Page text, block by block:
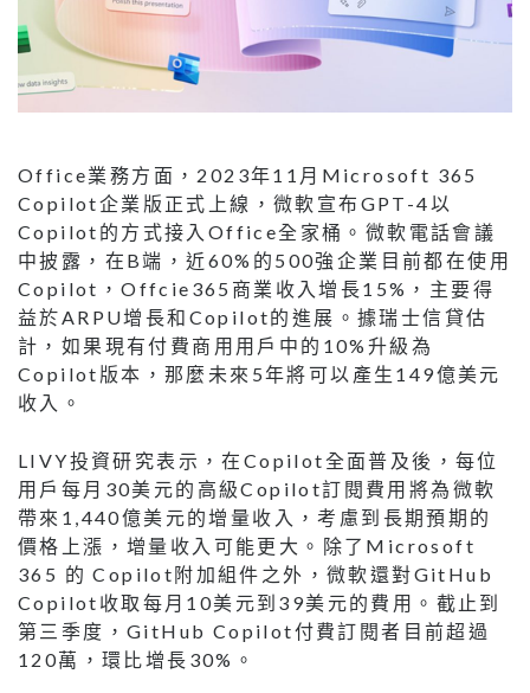
Office業務方面，2023年11月Microsoft 365
Copilot企業版正式上線，微軟宣布GPT-4以
Copilot的方式接入Office全家桶。微軟電話會議
中披露，在B端，近60%的500強企業目前都在使用
Copilot，Offcie365商業收入增長15%，主要得
益於ARPU增長和Copilot的進展。據瑞士信貸估
計，如果現有付費商用用戶中的10%升級為
Copilot版本，那麼未來5年將可以產生149億美元
收入。
LIVY投資研究表示，在Copilot全面普及後，每位
用戶每月30美元的高級Copilot訂閱費用將為微軟
帶來1,440億美元的增量收入，考慮到長期預期的
價格上漲，增量收入可能更大。除了Microsoft
365 的 Copilot附加組件之外，微軟還對GitHub
Copilot收取每月10美元到39美元的費用。截止到
第三季度，GitHub Copilot付費訂閱者目前超過
120萬，環比增長30%。